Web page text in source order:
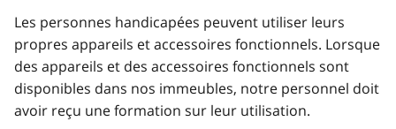
Les personnes handicapées peuvent utiliser leurs
propres appareils et accessoires fonctionnels. Lorsque
des appareils et des accessoires fonctionnels sont
disponibles dans nos immeubles, notre personnel doit
avoir reçu une formation sur leur utilisation.